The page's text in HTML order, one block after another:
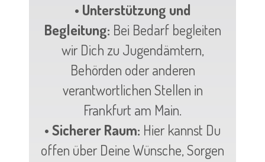
• Unterstützung und
Begleitung: Bei Bedarf begleiten
wir Dich zu Jugendämtern,
Behörden oder anderen
verantwortlichen Stellen in
Frankfurt am Main.
• Sicherer Raum: Hier kannst Du
offen über Deine Wünsche, Sorgen